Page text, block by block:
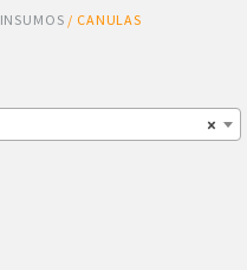
INSUMOS / CANULAS
×